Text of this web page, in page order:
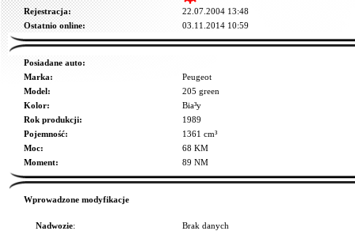
Rejestracja:
22.07.2004 13:48
Ostatnio online:
03.11.2014 10:59
Posiadane auto:
Marka:
Peugeot
Model:
205 green
Kolor:
Bia³y
Rok produkcji:
1989
Pojemność:
1361 cm³
Moc:
68 KM
Moment:
89 NM
Wprowadzone modyfikacje
Nadwozie: Brak danych